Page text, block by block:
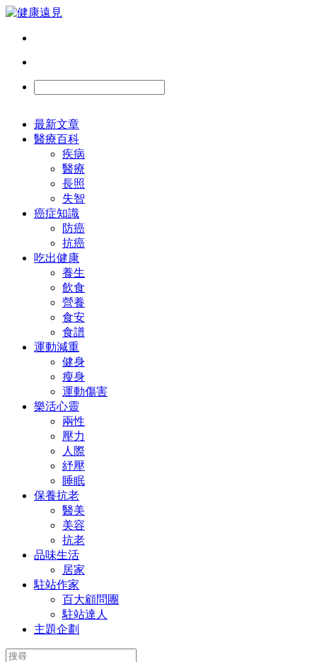
最新文章
醫療百科
疾病
醫療
長照
失智
癌症知識
防癌
抗癌
吃出健康
養生
飲食
營養
食安
食譜
運動減重
健身
瘦身
運動傷害
樂活心靈
兩性
壓力
人際
紓壓
睡眠
保養抗老
醫美
美容
抗老
品味生活
居家
駐站作家
百大顧問團
駐站達人
主題企劃